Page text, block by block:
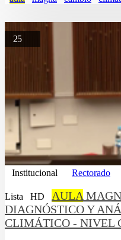
25
Institucional Rectorado
Lista HD AULA
DIAGNÓSTICO Y
CLIMÁTICO - NIVEL